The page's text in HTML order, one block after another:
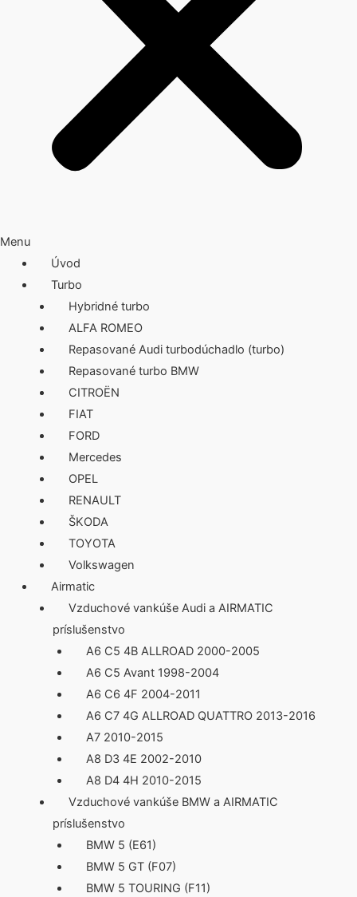
Menu
Úvod
Turbo
Hybridné turbo
ALFA ROMEO
Repasované Audi turbodúchadlo (turbo)
Repasované turbo BMW
CITROËN
FIAT
FORD
Mercedes
OPEL
RENAULT
ŠKODA
TOYOTA
Volkswagen
Airmatic
Vzduchové vankúše Audi a AIRMATIC
príslušenstvo
A6 C5 4B ALLROAD 2000-2005
A6 C5 Avant 1998-2004
A6 C6 4F 2004-2011
A6 C7 4G ALLROAD QUATTRO 2013-2016
A7 2010-2015
A8 D3 4E 2002-2010
A8 D4 4H 2010-2015
Vzduchové vankúše BMW a AIRMATIC
príslušenstvo
BMW 5 (E61)
BMW 5 GT (F07)
BMW 5 TOURING (F11)